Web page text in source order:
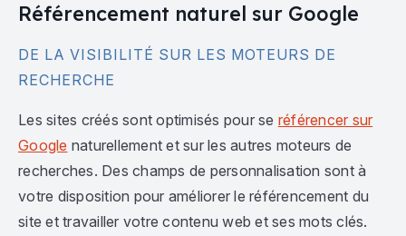
Référencement naturel sur Google
DE LA VISIBILITÉ SUR LES MOTEURS DE
RECHERCHE
Les sites créés sont optimisés pour se référencer sur
Google naturellement et sur les autres moteurs de
recherches. Des champs de personnalisation sont à
votre disposition pour améliorer le référencement du
site et travailler votre contenu web et ses mots clés.